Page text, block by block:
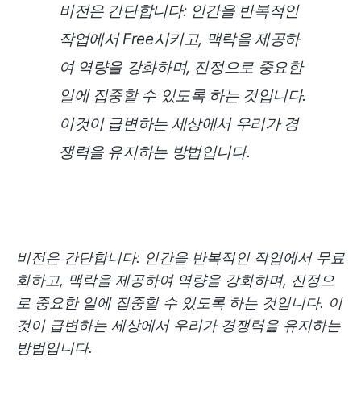
비전은 간단합니다: 인간을 반복적인
작업에서 Free시키고, 맥락을 제공하
여 역량을 강화하며, 진정으로 중요한
일에 집중할 수 있도록 하는 것입니다.
이것이 급변하는 세상에서 우리가 경
쟁력을 유지하는 방법입니다.
비전은 간단합니다: 인간을 반복적인 작업에서 무료
화하고, 맥락을 제공하여 역량을 강화하며, 진정으
로 중요한 일에 집중할 수 있도록 하는 것입니다. 이
것이 급변하는 세상에서 우리가 경쟁력을 유지하는
방법입니다.